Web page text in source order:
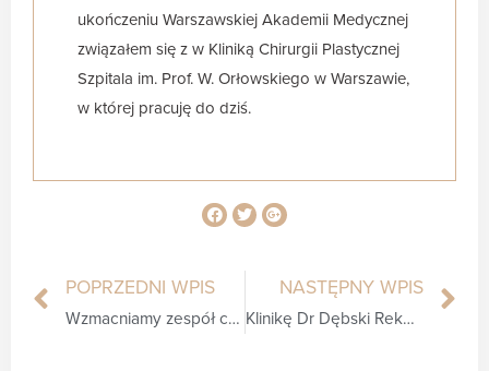
ukończeniu Warszawskiej Akademii Medycznej
związałem się z w Kliniką Chirurgii Plastycznej
Szpitala im. Prof. W. Orłowskiego w Warszawie,
w której pracuję do dziś.
POPRZEDNI WPIS
Wzmacniamy zespół chirurgii plastycznej – do Kliniki Dr Dębskiego dołączył dr n. med. Christoffer Ingves
NASTĘPNY WPIS
Klinikę Dr Dębski Rekomenduje Twój Styl